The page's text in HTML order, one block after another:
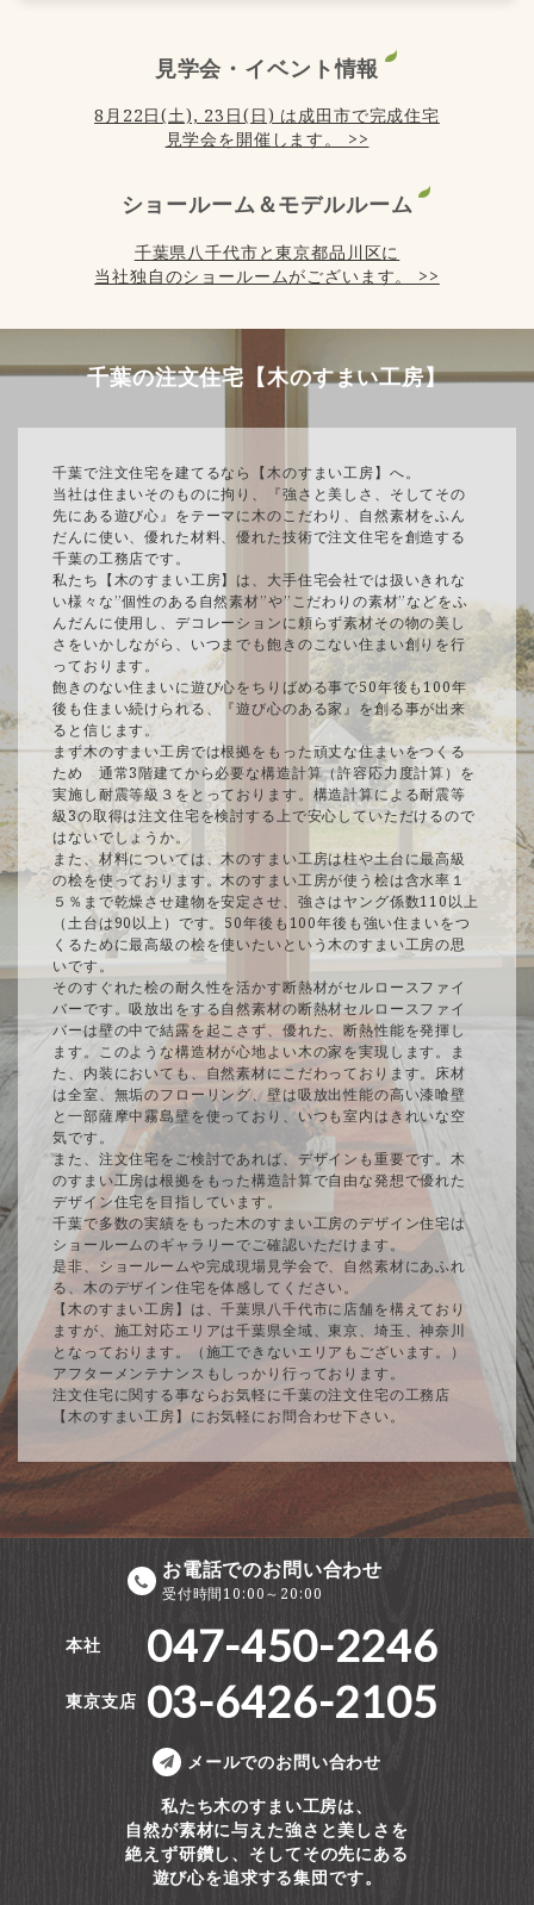
見学会・イベント情報
8月22日(土), 23日(日) は成田市で完成住宅
見学会を開催します。 >>
ショールーム＆モデルルーム
千葉県八千代市と東京都品川区に
当社独自のショールームがございます。 >>
千葉の注文住宅【木のすまい工房】
千葉で注文住宅を建てるなら【木のすまい工房】へ。
当社は住まいそのものに拘り、『強さと美しさ、そしてその
先にある遊び心』をテーマに木のこだわり、自然素材をふん
だんに使い、優れた材料、優れた技術で注文住宅を創造する
千葉の工務店です。
私たち【木のすまい工房】は、大手住宅会社では扱いきれな
い様々な”個性のある自然素材”や”こだわりの素材”などをふ
んだんに使用し、デコレーションに頼らず素材その物の美し
さをいかしながら、いつまでも飽きのこない住まい創りを行
っております。
飽きのない住まいに遊び心をちりばめる事で50年後も100年
後も住まい続けられる、『遊び心のある家』を創る事が出来
ると信じます。
まず木のすまい工房では根拠をもった頑丈な住まいをつくる
ため 通常3階建てから必要な構造計算（許容応力度計算）を
実施し耐震等級３をとっております。構造計算による耐震等
級3の取得は注文住宅を検討する上で安心していただけるので
はないでしょうか。
また、材料については、木のすまい工房は柱や土台に最高級
の桧を使っております。木のすまい工房が使う桧は含水率１
５％まで乾燥させ建物を安定させ、強さはヤング係数110以上
（土台は90以上）です。50年後も100年後も強い住まいをつ
くるために最高級の桧を使いたいという木のすまい工房の思
いです。
そのすぐれた桧の耐久性を活かす断熱材がセルロースファイ
バーです。吸放出をする自然素材の断熱材セルロースファイ
バーは壁の中で結露を起こさず、優れた、断熱性能を発揮し
ます。このような構造材が心地よい木の家を実現します。ま
た、内装においても、自然素材にこだわっております。床材
は全室、無垢のフローリング、壁は吸放出性能の高い漆喰壁
と一部薩摩中霧島壁を使っており、いつも室内はきれいな空
気です。
また、注文住宅をご検討であれば、デザインも重要です。木
のすまい工房は根拠をもった構造計算で自由な発想で優れた
デザイン住宅を目指しています。
千葉で多数の実績をもった木のすまい工房のデザイン住宅は
ショールームのギャラリーでご確認いただけます。
是非、ショールームや完成現場見学会で、自然素材にあふれ
る、木のデザイン住宅を体感してください。
【木のすまい工房】は、千葉県八千代市に店舗を構えており
ますが、施工対応エリアは千葉県全域、東京、埼玉、神奈川
となっております。（施工できないエリアもございます。）
アフターメンテナンスもしっかり行っております。
注文住宅に関する事ならお気軽に千葉の注文住宅の工務店
【木のすまい工房】にお気軽にお問合わせ下さい。
お電話でのお問い合わせ
受付時間10:00～20:00
本社 047-450-2246
東京支店 03-6426-2105
メールでのお問い合わせ
私たち木のすまい工房は、
自然が素材に与えた強さと美しさを
絶えず研鑽し、そしてその先にある
遊び心を追求する集団です。